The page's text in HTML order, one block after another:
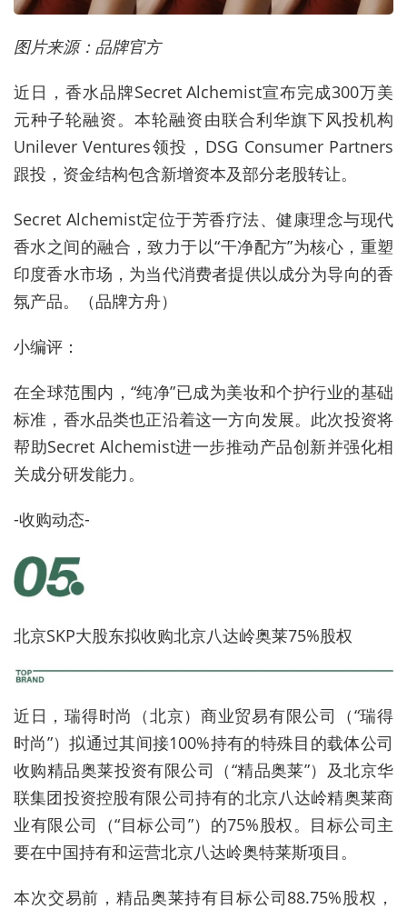
图片来源：品牌官方
近日，香水品牌Secret Alchemist宣布完成300万美
元种子轮融资。本轮融资由联合利华旗下风投机构
Unilever Ventures领投，DSG Consumer Partners
跟投，资金结构包含新增资本及部分老股转让。
Secret Alchemist定位于芳香疗法、健康理念与现代
香水之间的融合，致力于以“干净配方”为核心，重塑
印度香水市场，为当代消费者提供以成分为导向的香
氛产品。（品牌方舟）
小编评：
在全球范围内，“纯净”已成为美妆和个护行业的基础
标准，香水品类也正沿着这一方向发展。此次投资将
帮助Secret Alchemist进一步推动产品创新并强化相
关成分研发能力。
-收购动态-
北京SKP大股东拟收购北京八达岭奥莱75%股权
近日，瑞得时尚（北京）商业贸易有限公司（“瑞得
时尚”）拟通过其间接100%持有的特殊目的载体公司
收购精品奥莱投资有限公司（“精品奥莱”）及北京华
联集团投资控股有限公司持有的北京八达岭精奥莱商
业有限公司（“目标公司”）的75%股权。目标公司主
要在中国持有和运营北京八达岭奥特莱斯项目。
本次交易前，精品奥莱持有目标公司88.75%股权，